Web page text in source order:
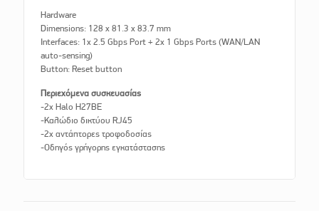
Hardware
Dimensions: 128 x 81.3 x 83.7 mm
Interfaces: 1x 2.5 Gbps Port + 2x 1 Gbps Ports (WAN/LAN
auto-sensing)
Button: Reset button
Περιεχόμενα συσκευασίας
-2x Halo H27BE
-Καλώδιο δικτύου RJ45
-2x αντάπτορες τροφοδοσίας
-Οδηγός γρήγορης εγκατάστασης